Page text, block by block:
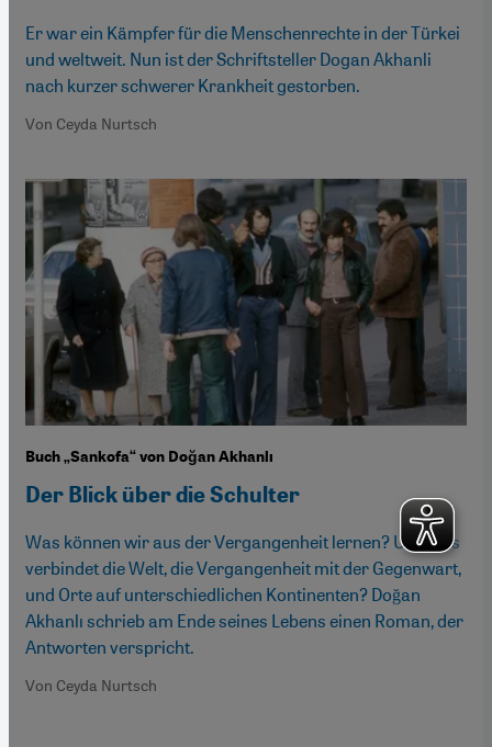
Er war ein Kämpfer für die Menschenrechte in der Türkei
und weltweit. Nun ist der Schriftsteller Dogan Akhanli
nach kurzer schwerer Krankheit gestorben.
Von Ceyda Nurtsch
Buch „Sankofa“ von Doğan Akhanlı
Der Blick über die Schulter
Was können wir aus der Vergangenheit lernen? Und was
verbindet die Welt, die Vergangenheit mit der Gegenwart,
und Orte auf unterschiedlichen Kontinenten? Doğan
Akhanlı schrieb am Ende seines Lebens einen Roman, der
Antworten verspricht.
Von Ceyda Nurtsch